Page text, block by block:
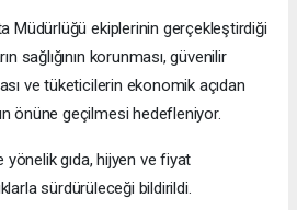
Müdürlüğü ekiplerinin gerçekleştirdiği
sağlığının korunması, güvenilir
ve tüketicilerin ekonomik açıdan
önüne geçilmesi hedefleniyor.
gıda, hijyen ve fiyat
sürdürüleceği bildirildi.